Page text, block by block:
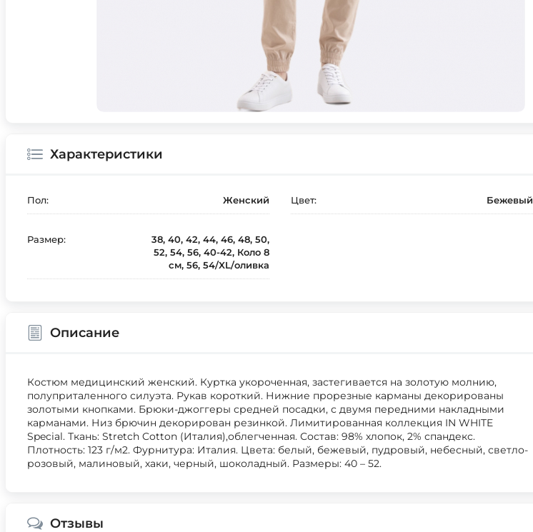
Характеристики
Пол: Женский Цвет: Бежевый
Размер:
38, 40, 42, 44, 46, 48, 50,
52, 54, 56, 40-42, Коло 8
см, 56, 54/XL/оливка
Описание
Костюм медицинский женский. Куртка укороченная, застегивается на золотую молнию,
полуприталенного силуэта. Рукав короткий. Нижние прорезные карманы декорированы
золотыми кнопками. Брюки-джоггеры средней посадки, с двумя передними накладными
карманами. Низ брючин декорирован резинкой. Лимитированная коллекция IN WHITE
Special. Ткань: Stretch Cotton (Италия),облегченная. Состав: 98% хлопок, 2% спандекс.
Плотность: 123 г/м2. Фурнитура: Италия. Цвета: белый, бежевый, пудровый, небесный, светло-
розовый, малиновый, хаки, черный, шоколадный. Размеры: 40 – 52.
Отзывы